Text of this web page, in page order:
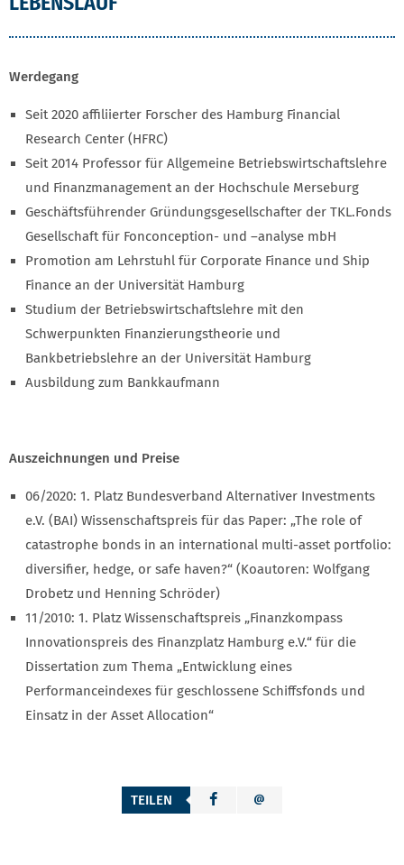
Werdegang
Seit 2020 affiliierter Forscher des Hamburg Financial
Research Center (HFRC)
Seit 2014 Professor für Allgemeine Betriebswirtschaftslehre
und Finanzmanagement an der Hochschule Merseburg
Geschäftsführender Gründungsgesellschafter der TKL.Fonds
Gesellschaft für Fonconception- und –analyse mbH
Promotion am Lehrstuhl für Corporate Finance und Ship
Finance an der Universität Hamburg
Studium der Betriebswirtschaftslehre mit den
Schwerpunkten Finanzierungstheorie und
Bankbetriebslehre an der Universität Hamburg
Ausbildung zum Bankkaufmann
Auszeichnungen und Preise
06/2020: 1. Platz Bundesverband Alternativer Investments
e.V. (BAI) Wissenschaftspreis für das Paper: „The role of
catastrophe bonds in an international multi-asset portfolio:
diversifier, hedge, or safe haven?“ (Koautoren: Wolfgang
Drobetz und Henning Schröder)
11/2010: 1. Platz Wissenschaftspreis „Finanzkompass
Innovationspreis des Finanzplatz Hamburg e.V.“ für die
Dissertation zum Thema „Entwicklung eines
Performanceindexes für geschlossene Schiffsfonds und
Einsatz in der Asset Allocation“
TEILEN